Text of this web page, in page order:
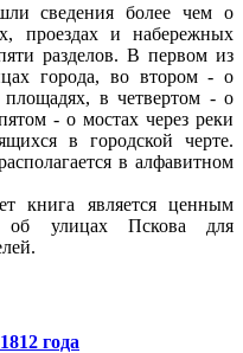
сведения более чем о
проездах и набережных
разделов. В первом из
города, во втором - о
в четвертом - о
- о мостах через реки
в городской черте.
в алфавитном
книга является ценным
об улицах Пскова для
года